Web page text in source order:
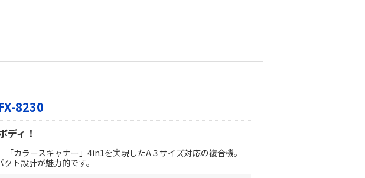
8230
ディ！
「カラースキャナー」4in1を実現したA３サイズ対応の複合機。
ト設計が魅力的です。